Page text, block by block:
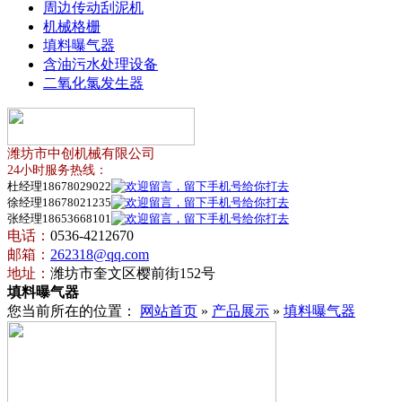
周边传动刮泥机
机械格栅
填料曝气器
含油污水处理设备
二氧化氯发生器
潍坊市中创机械有限公司
24小时服务热线：
杜经理18678029022
徐经理18678021235
张经理18653668101
电话： 0536-4212670
邮箱： 262318@qq.com
地址： 潍坊市奎文区樱前街152号
填料曝气器
您当前所在的位置：
网站首页 » 产品展示 » 填料曝气器